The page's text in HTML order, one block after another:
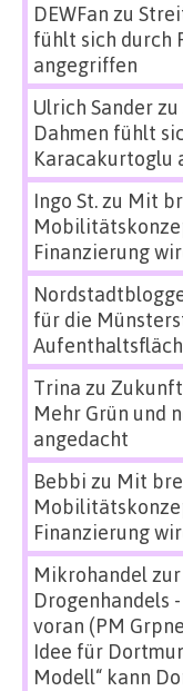
DEWFan zu
fühlt sich durch
angegriffen
Ulrich Sanderzu
Dahmen fühlt
Karacakurtoglu
Ingo St.zu Mit
Finanzierung
für die
Trina zu
Mehr Grün und
angedacht
Bebbi zu Mit
Finanzierung
Mikrohandel
Drogenhandels
voran (PM
Idee für
Modell“ kann